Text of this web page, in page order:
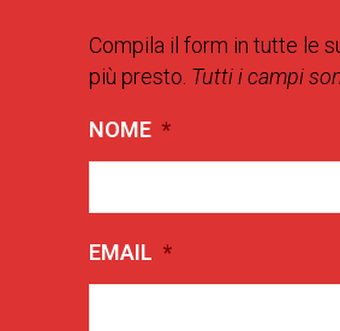
Compila il form in tutte le
più presto. Tutti i campi
NOME *
EMAIL *